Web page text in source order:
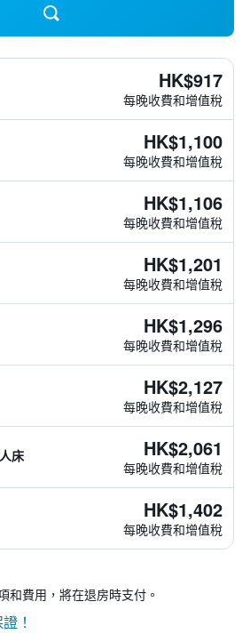
HK$917
每晚收費和增值稅
HK$1,100
每晚收費和增值稅
HK$1,106
每晚收費和增值稅
HK$1,201
每晚收費和增值稅
HK$1,296
每晚收費和增值稅
HK$2,127
每晚收費和增值稅
床 HK$2,061
每晚收費和增值稅
HK$1,402
每晚收費和增值稅
和費用，將在退房時支付。
！